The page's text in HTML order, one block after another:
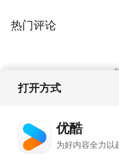
热门评论
打开方式
优酷
为好内容全力以